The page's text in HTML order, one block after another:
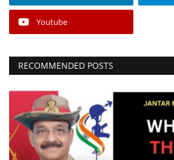
Youtube
RECOMMENDED POSTS